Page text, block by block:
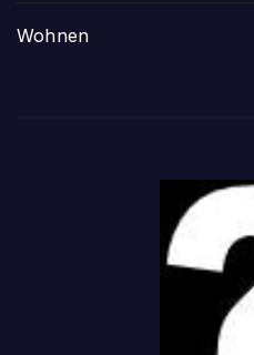
Wohnen